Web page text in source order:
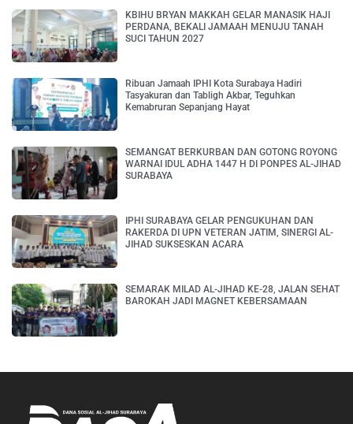
KBIHU BRYAN MAKKAH GELAR MANASIK HAJI
PERDANA, BEKALI JAMAAH MENUJU TANAH
SUCI TAHUN 2027
Ribuan Jamaah IPHI Kota Surabaya Hadiri
Tasyakuran dan Tabligh Akbar, Teguhkan
Kemabruran Sepanjang Hayat
SEMANGAT BERKURBAN DAN GOTONG ROYONG
WARNAI IDUL ADHA 1447 H DI PONPES AL-JIHAD
SURABAYA
IPHI SURABAYA GELAR PENGUKUHAN DAN
RAKERDA DI UPN VETERAN JATIM, SINERGI AL-
JIHAD SUKSESKAN ACARA
SEMARAK MILAD AL-JIHAD KE-28, JALAN SEHAT
BAROKAH JADI MAGNET KEBERSAMAAN